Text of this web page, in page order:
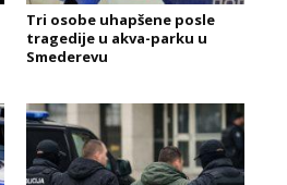
Tri osobe uhapšene posle
tragedije u akva-parku u
Smederevu